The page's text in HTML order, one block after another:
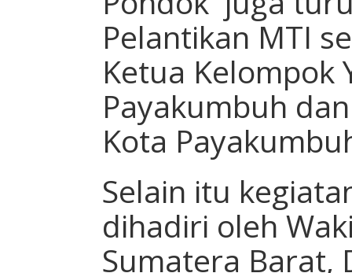
Pelantikan MTI
Ketua Kelompok
Payakumbuh
Kota
Selain itu
dihadiri oleh
Sumatera Barat,